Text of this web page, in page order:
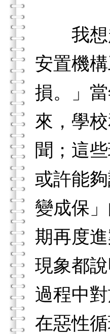
我想起
安置機
損。」
來，學
聞；這
或許能
變成保
期再度
現象都
過程中
在惡性